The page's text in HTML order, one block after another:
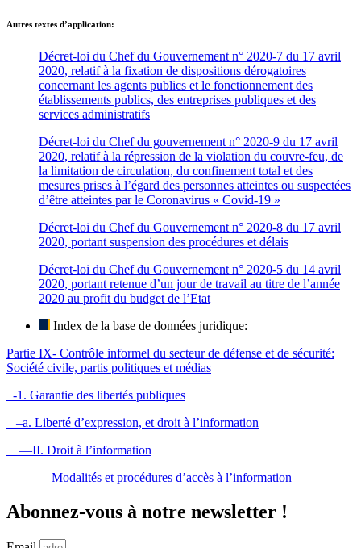
Autres textes d’application:
Décret-loi du Chef du Gouvernement n° 2020-7 du 17 avril
2020, relatif à la fixation de dispositions dérogatoires
concernant les agents publics et le fonctionnement des
établissements publics, des entreprises publiques et des
services administratifs
Décret-loi du Chef du gouvernement n° 2020-9 du 17 avril
2020, relatif à la répression de la violation du couvre-feu, de
la limitation de circulation, du confinement total et des
mesures prises à l’égard des personnes atteintes ou suspectées
d’être atteintes par le Coronavirus « Covid-19 »
Décret-loi du Chef du Gouvernement n° 2020-8 du 17 avril
2020, portant suspension des procédures et délais
Décret-loi du Chef du Gouvernement n° 2020-5 du 14 avril
2020, portant retenue d’un jour de travail au titre de l’année
2020 au profit du budget de l’Etat
Index de la base de données juridique:
Partie IX- Contrôle informel du secteur de défense et de sécurité:
Société civile, partis politiques et médias
-1. Garantie des libertés publiques
–a. Liberté d’expression, et droit à l’information
—II. Droit à l’information
—– Modalités et procédures d’accès à l’information
Abonnez-vous à notre newsletter !